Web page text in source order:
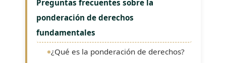
Preguntas frecuentes sobre la
ponderación de derechos
fundamentales
¿Qué es la ponderación de derechos?